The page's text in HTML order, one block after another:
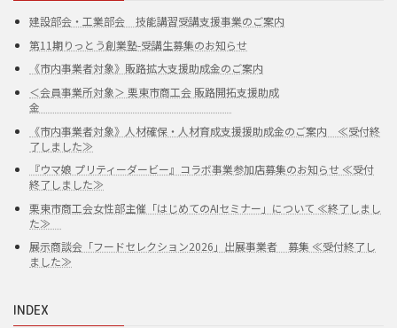
建設部会・工業部会 技能講習受講支援事業のご案内
第11期りっとう創業塾-受講生募集のお知らせ
《市内事業者対象》販路拡大支援助成金のご案内
＜会員事業所対象＞ 栗東市商工会 販路開拓支援助成
金
《市内事業者対象》人材確保・人材育成支援援助成金のご案内 ≪受付終
了しました≫
『ウマ娘 プリティーダービー』コラボ事業参加店募集のお知らせ ≪受付
終了しました≫
栗東市商工会女性部主催「はじめてのAIセミナー」について ≪終了しまし
た≫
展示商談会「フードセレクション2026」出展事業者 募集 ≪受付終了し
ました≫
INDEX